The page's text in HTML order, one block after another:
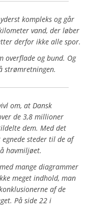
kompleks og går
vand, der løber
derfor ikke alle spor.
overflade og bund. Og
strømretningen.
om, at Dansk
de 3,8 millioner
dem. Med det
steder til de af
havmiljøet.
mange diagrammer
meget indhold, man
af de
På side 22 i